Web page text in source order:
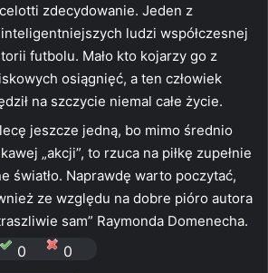
e
:
zdecydowanie. Jeden z
ludzi współczesnej
futbolu. Mało kto kojarzy go z
osiągnięć, a ten człowiek
na szczycie niemal całe życie.
jeszcze jedną, bo mimo średnio
„akcji”, to rzuca na piłkę zupełnie
światło. Naprawdę warto poczytać,
ze względu na dobre pióro autora
sam” Raymonda Domenecha.
0
0